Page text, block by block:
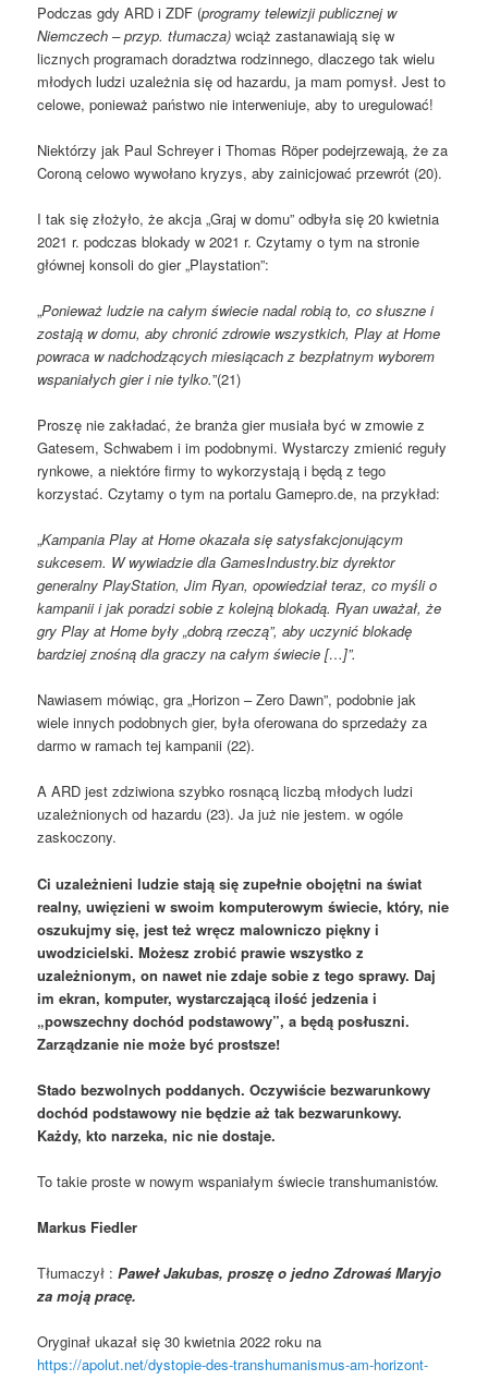
Podczas gdy ARD i ZDF (programy telewizji publicznej w
Niemczech – przyp. tłumacza) wciąż zastanawiają się w
licznych programach doradztwa rodzinnego, dlaczego tak wielu
młodych ludzi uzależnia się od hazardu, ja mam pomysł. Jest to
celowe, ponieważ państwo nie interweniuje, aby to uregulować!
Niektórzy jak Paul Schreyer i Thomas Röper podejrzewają, że za
Coroną celowo wywołano kryzys, aby zainicjować przewrót (20).
I tak się złożyło, że akcja „Graj w domu” odbyła się 20 kwietnia
2021 r. podczas blokady w 2021 r. Czytamy o tym na stronie
głównej konsoli do gier „Playstation”:
„Ponieważ ludzie na całym świecie nadal robią to, co słuszne i
zostają w domu, aby chronić zdrowie wszystkich, Play at Home
powraca w nadchodzących miesiącach z bezpłatnym wyborem
wspaniałych gier i nie tylko.”(21)
Proszę nie zakładać, że branża gier musiała być w zmowie z
Gatesem, Schwabem i im podobnymi. Wystarczy zmienić reguły
rynkowe, a niektóre firmy to wykorzystają i będą z tego
korzystać. Czytamy o tym na portalu Gamepro.de, na przykład:
„Kampania Play at Home okazała się satysfakcjonującym
sukcesem. W wywiadzie dla GamesIndustry.biz dyrektor
generalny PlayStation, Jim Ryan, opowiedział teraz, co myśli o
kampanii i jak poradzi sobie z kolejną blokadą. Ryan uważał, że
gry Play at Home były „dobrą rzeczą”, aby uczynić blokadę
bardziej znośną dla graczy na całym świecie […]”.
Nawiasem mówiąc, gra „Horizon – Zero Dawn”, podobnie jak
wiele innych podobnych gier, była oferowana do sprzedaży za
darmo w ramach tej kampanii (22).
A ARD jest zdziwiona szybko rosnącą liczbą młodych ludzi
uzależnionych od hazardu (23). Ja już nie jestem. w ogóle
zaskoczony.
Ci uzależnieni ludzie stają się zupełnie obojętni na świat
realny, uwięzieni w swoim komputerowym świecie, który, nie
oszukujmy się, jest też wręcz malowniczo piękny i
uwodzicielski. Możesz zrobić prawie wszystko z
uzależnionym, on nawet nie zdaje sobie z tego sprawy. Daj
im ekran, komputer, wystarczającą ilość jedzenia i
„powszechny dochód podstawowy”, a będą posłuszni.
Zarządzanie nie może być prostsze!
Stado bezwolnych poddanych. Oczywiście bezwarunkowy
dochód podstawowy nie będzie aż tak bezwarunkowy.
Każdy, kto narzeka, nic nie dostaje.
To takie proste w nowym wspaniałym świecie transhumanistów.
Markus Fiedler
Tłumaczył :Paweł Jakubas, proszę o jedno Zdrowaś Maryjo
za moją pracę.
Oryginał ukazał się 30 kwietnia 2022 roku na
https://apolut.net/dystopie-des-transhumanismus-am-horizont-